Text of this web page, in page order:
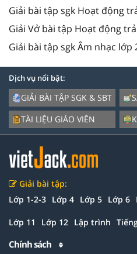
Giải bài tập sgk Hoạt động
Giải Vở bài tập Hoạt động
Giải bài tập sgk Âm nhạc lớp
Dịch vụ nổi bật:
GIẢI BÀI TẬP SGK & SBT
TÀI LIỆU GIÁO VIÊN
Giải bài tập:
Lớp 1-2-3 Lớp 4 Lớp 5 Lớp 6
Lớp 11 Lớp 12 Lập trình
Chính sách